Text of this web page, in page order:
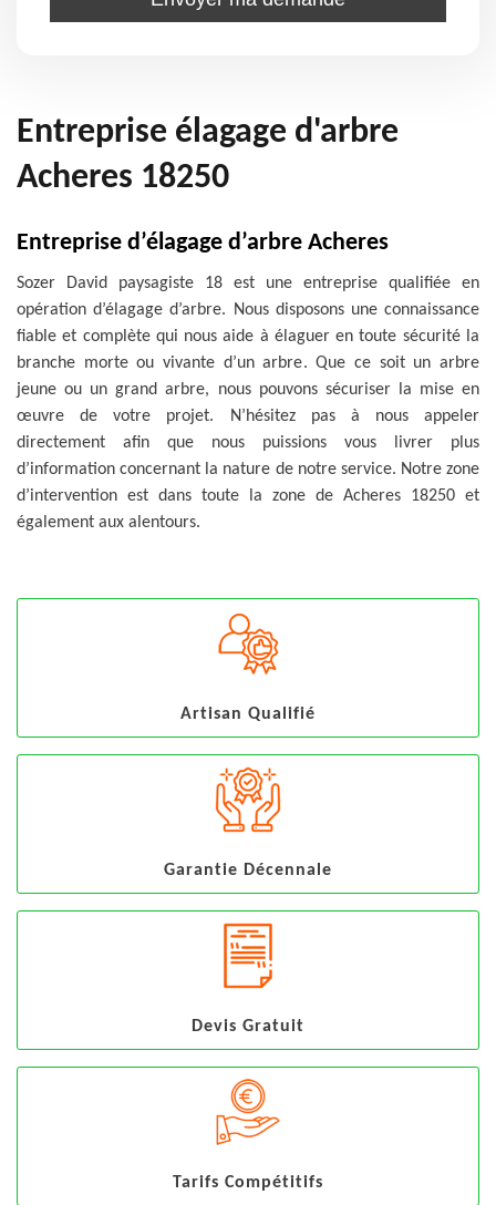
Entreprise élagage d'arbre
Acheres 18250
Entreprise d’élagage d’arbre Acheres
Sozer David paysagiste 18 est une entreprise qualifiée en
opération d’élagage d’arbre. Nous disposons une connaissance
fiable et complète qui nous aide à élaguer en toute sécurité la
branche morte ou vivante d’un arbre. Que ce soit un arbre
jeune ou un grand arbre, nous pouvons sécuriser la mise en
œuvre de votre projet. N’hésitez pas à nous appeler
directement afin que nous puissions vous livrer plus
d’information concernant la nature de notre service. Notre zone
d’intervention est dans toute la zone de Acheres 18250 et
également aux alentours.
Artisan Qualifié
Garantie Décennale
Devis Gratuit
Tarifs Compétitifs